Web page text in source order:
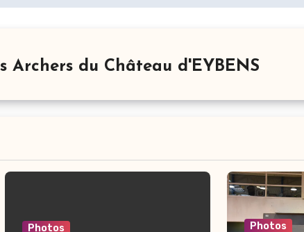
Archers du Château d'EYBENS
Photos Photos